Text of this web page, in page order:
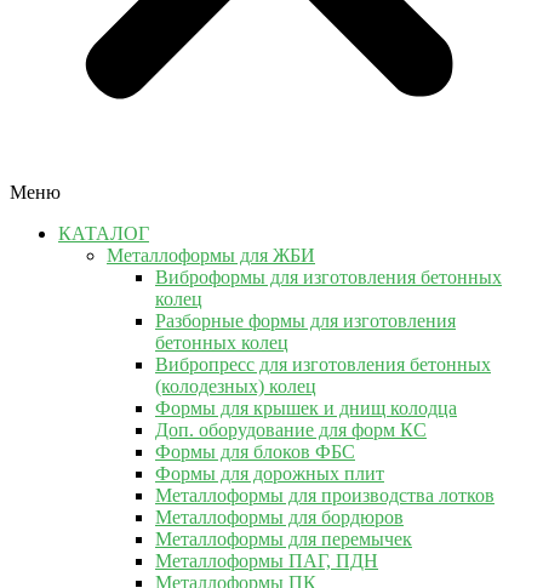
Меню
КАТАЛОГ
Металлоформы для ЖБИ
Виброформы для изготовления бетонных
колец
Разборные формы для изготовления
бетонных колец
Вибропресс для изготовления бетонных
(колодезных) колец
Формы для крышек и днищ колодца
Доп. оборудование для форм КС
Формы для блоков ФБС
Формы для дорожных плит
Металлоформы для производства лотков
Металлоформы для бордюров
Металлоформы для перемычек
Металлоформы ПАГ, ПДН
Металлоформы ПК